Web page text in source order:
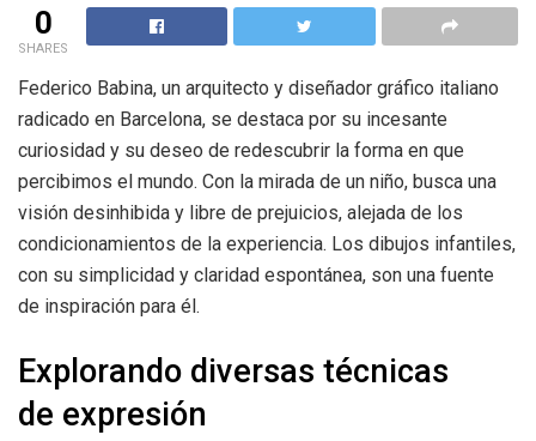
0
SHARES
Federico Babina, un arquitecto y diseñador gráfico italiano
radicado en Barcelona, se destaca por su incesante
curiosidad y su deseo de redescubrir la forma en que
percibimos el mundo. Con la mirada de un niño, busca una
visión desinhibida y libre de prejuicios, alejada de los
condicionamientos de la experiencia. Los dibujos infantiles,
con su simplicidad y claridad espontánea, son una fuente
de inspiración para él.
Explorando diversas técnicas
de expresión